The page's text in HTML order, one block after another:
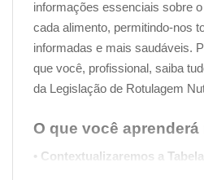
informações essenciais sobre
cada alimento, permitindo-nos
informadas e mais saudáveis.
que você, profissional, saiba
da Legislação de Rotulagem
O que você
• Contextualizaremos a